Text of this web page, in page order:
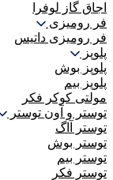
اجاق گاز لوفرا
فر رومیزی
فر رومیزی داتیس
پلوپز
پلوپز بوش
پلوپز بیم
مولتی کوکر فکر
توستر و آون توستر
توستر آاگ
توستر بوش
توستر بیم
توستر فکر